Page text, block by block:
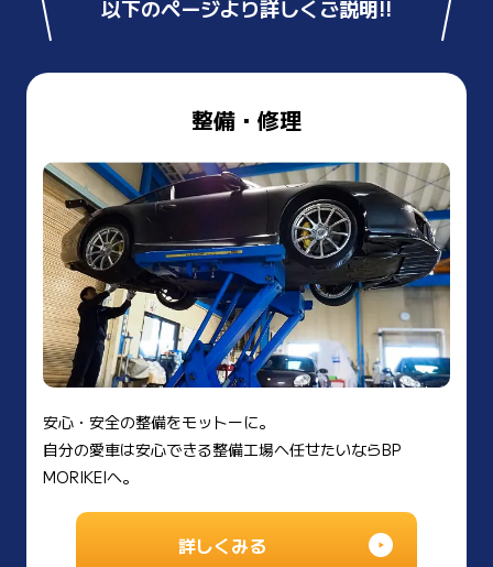
以下のページより詳しくご説明!!
整備・修理
安心・安全の整備をモットーに。
自分の愛車は安心できる整備工場へ任せたいならBP
MORIKEIへ。
詳しくみる